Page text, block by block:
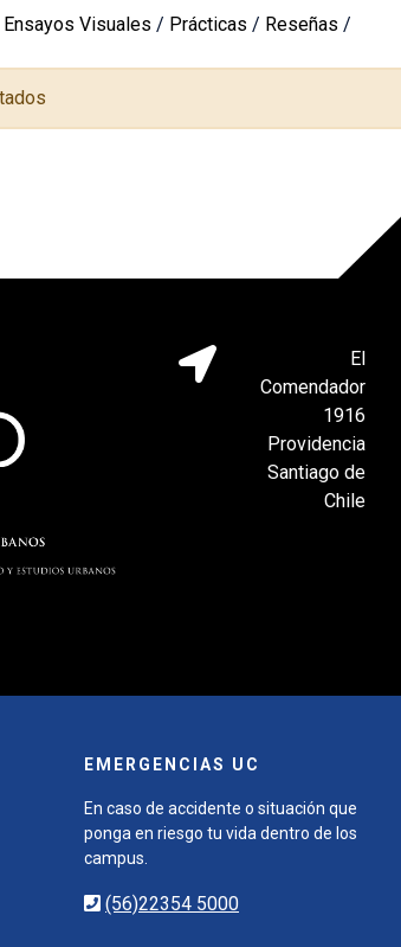
Ensayos Visuales / Prácticas / Reseñas /
El
Comendador
1916
Providencia
Santiago de
Chile
EMERGENCIAS UC
En caso de accidente o situación que
ponga en riesgo tu vida dentro de los
campus.
(56)22354 5000